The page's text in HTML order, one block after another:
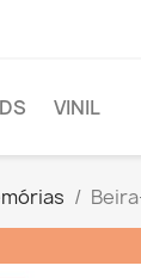
VINIL